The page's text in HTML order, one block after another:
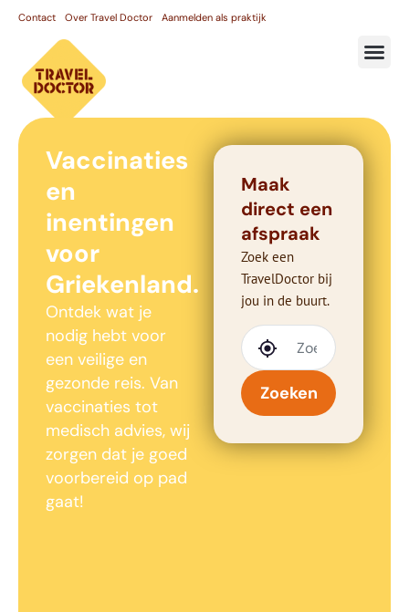
Contact Over Travel Doctor Aanmelden als praktijk
Vaccinaties
en
inentingen
voor
Griekenland.
Ontdek wat je
nodig hebt voor
een veilige en
gezonde reis. Van
vaccinaties tot
medisch advies, wij
zorgen dat je goed
voorbereid op pad
gaat!
Maak
direct een
afspraak
Zoek een
TravelDoctor bij
jou in de buurt.
Zoeken